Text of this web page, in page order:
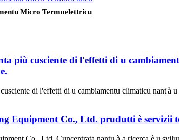
Micro Termoelettricu
più cusciente di l'effetti di u
di l'effetti di u cambiamentu climaticu nant'à
Equipment Co., Ltd. prudutti è servizii